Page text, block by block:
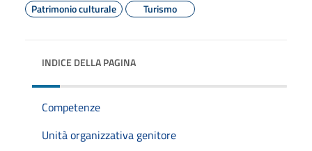
Patrimonio culturale
Turismo
INDICE DELLA PAGINA
Competenze
Unità organizzativa genitore